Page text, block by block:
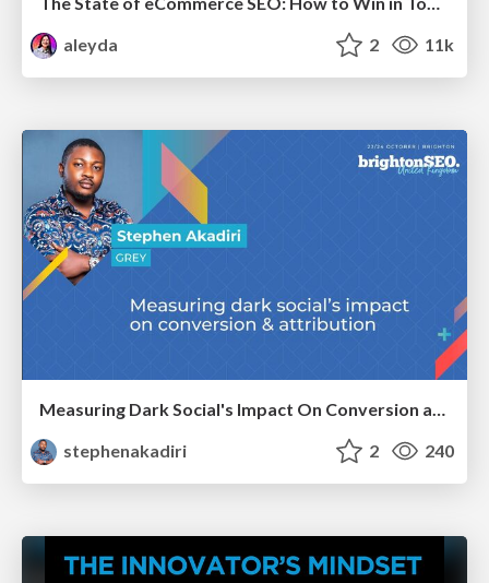
aleyda
2 11k
Measuring Dark Social's Impact On Conversion and Attribution
stephenakadiri
2 240